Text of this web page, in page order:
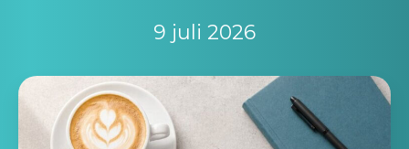
9 juli 2026